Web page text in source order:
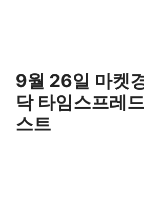
9월 26일 마켓
닥 타임스프레
스트